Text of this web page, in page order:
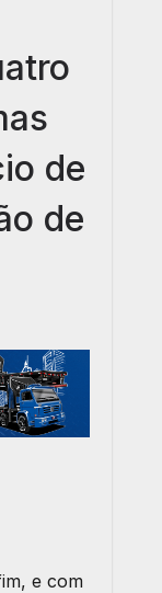
de
de
e com